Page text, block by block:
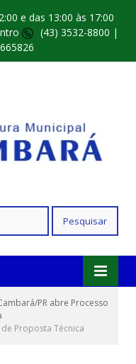
e das 13:00 às 17:00
(43) 3532-8800 |
PR abre Processo
Proposta Técnica